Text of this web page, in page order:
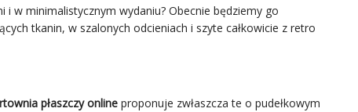
w minimalistycznym wydaniu? Obecnie będziemy go
tkanin, w szalonych odcieniach i szyte całkowicie z retro
płaszczy online proponuje zwłaszcza te o pudełkowym